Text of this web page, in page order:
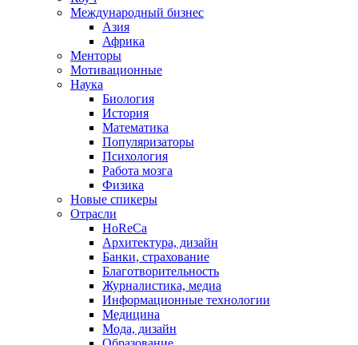
Международный бизнес
Азия
Африка
Менторы
Мотивационные
Наука
Биология
История
Математика
Популяризаторы
Психология
Работа мозга
Физика
Новые спикеры
Отрасли
HoReCa
Архитектура, дизайн
Банки, страхование
Благотворительность
Журналистика, медиа
Информационные технологии
Медицина
Мода, дизайн